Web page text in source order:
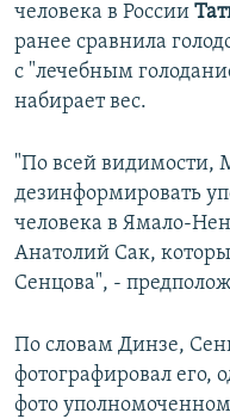
человека в России
ранее сравнила
с "лечебным
набирает вес.
"По всей видимости,
дезинформировать
человека в Ямало-
Анатолий Сак,
Сенцова", -
По словам Динзе,
фотографировал его,
фото